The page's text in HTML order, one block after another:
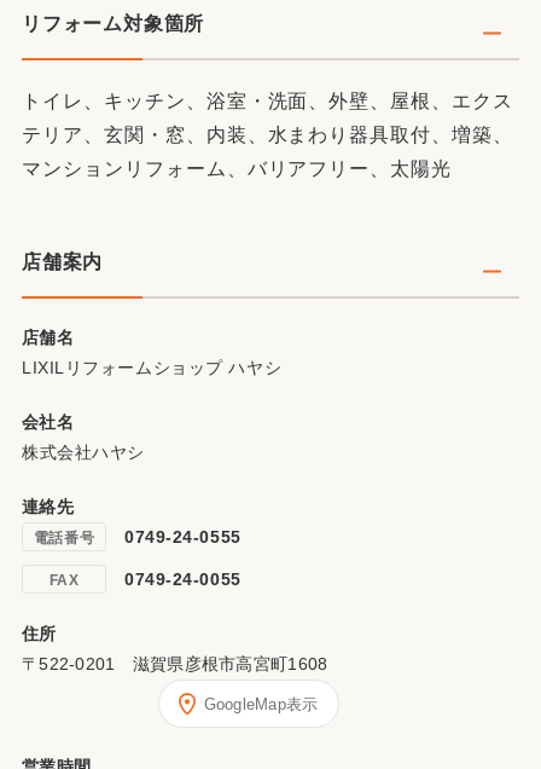
リフォーム対象箇所
トイレ、キッチン、浴室・洗面、外壁、屋根、エクス
テリア、玄関・窓、内装、水まわり器具取付、増築、
マンションリフォーム、バリアフリー、太陽光
店舗案内
店舗名
LIXILリフォームショップ ハヤシ
会社名
株式会社ハヤシ
連絡先
電話番号 0749-24-0555
FAX 0749-24-0055
住所
〒522-0201 滋賀県彦根市高宮町1608
GoogleMap表示